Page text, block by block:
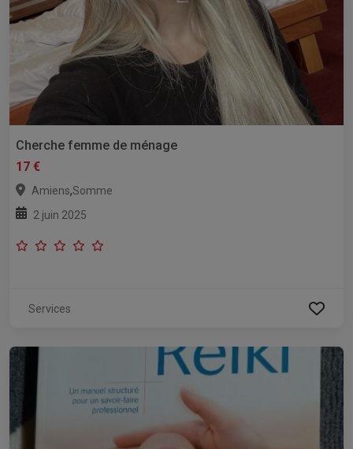
Cherche femme de ménage
17 €
Amiens,Somme
2 juin 2025
Services